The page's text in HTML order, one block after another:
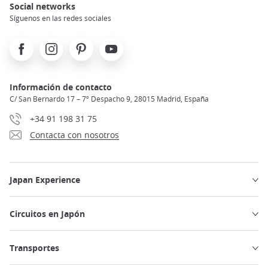
Social networks
Síguenos en las redes sociales
FacebookInstagramPinterest Youtube
Información de contacto
C/ San Bernardo 17 – 7º Despacho 9, 28015 Madrid, España
+34 91 198 31 75
Contacta con nosotros
Japan Experience
Circuitos en Japón
Transportes